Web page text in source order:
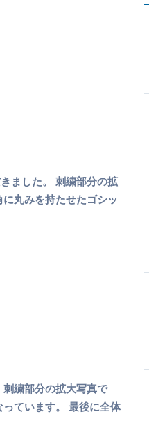
ました。 刺繍部分の拡
丸みを持たせたゴシッ
繍部分の拡大写真で
ています。 最後に全体